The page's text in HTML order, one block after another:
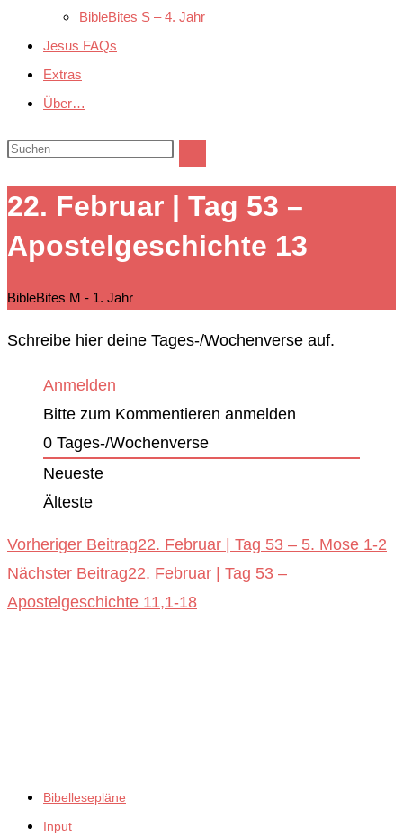
BibleBites S – 4. Jahr
Jesus FAQs
Extras
Über…
Diese
durchsuchen
22. Februar | Tag 53 –
Apostelgeschichte 13
BibleBites M - 1. Jahr
Schreibe hier deine Tages-/Wochenverse auf.
Anmelden
Bitte zum Kommentieren anmelden
0 Tages-/Wochenverse
Neueste
Älteste
Weitere
Artikel
Vorheriger Beitrag22. Februar | Tag 53 – 5. Mose 1-2
Nächster Beitrag22. Februar | Tag 53 –
Apostelgeschichte 11,1-18
Bibellesepläne
Input